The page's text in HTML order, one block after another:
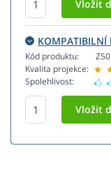
KOMPATIBILNÍ
Kód produktu:
Kvalita projekce:
Spolehlivost: